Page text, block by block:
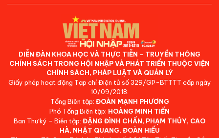
DIỄN ĐÀN KHOA HỌC VÀ THỰC TIỄN - TRUYỀN THÔNG
CHÍNH SÁCH TRONG HỘI NHẬP VÀ PHÁT TRIỂN THUỘC VIỆN
CHÍNH SÁCH, PHÁP LUẬT VÀ QUẢN LÝ
Giấy phép hoạt động Tạp chí Điện tử số 329/GP-BTTTT cấp ngày
10/09/2018.
Tổng Biên tập: ĐOÀN MẠNH PHƯƠNG
Phó Tổng Biên tập: HOÀNG MINH TIẾN
Ban Thư ký - Biên tập: ĐẶNG ĐÌNH CHẤN, PHẠM THỦY, CAO
HÀ, NHẬT QUANG, ĐOÀN HIẾU